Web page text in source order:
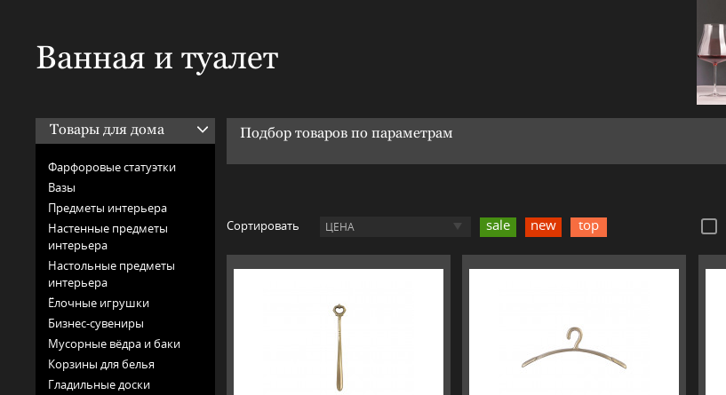
Ванная и туалет
Товары для дома
Фарфоровые статуэтки
Вазы
Предметы интерьера
Настенные предметы
интерьера
Настольные предметы
интерьера
Ёлочные игрушки
Бизнес-сувениры
Мусорные вёдра и баки
Корзины для белья
Гладильные доски
Подбор товаров по параметрам
Сортировать
ЦЕНА sale new top